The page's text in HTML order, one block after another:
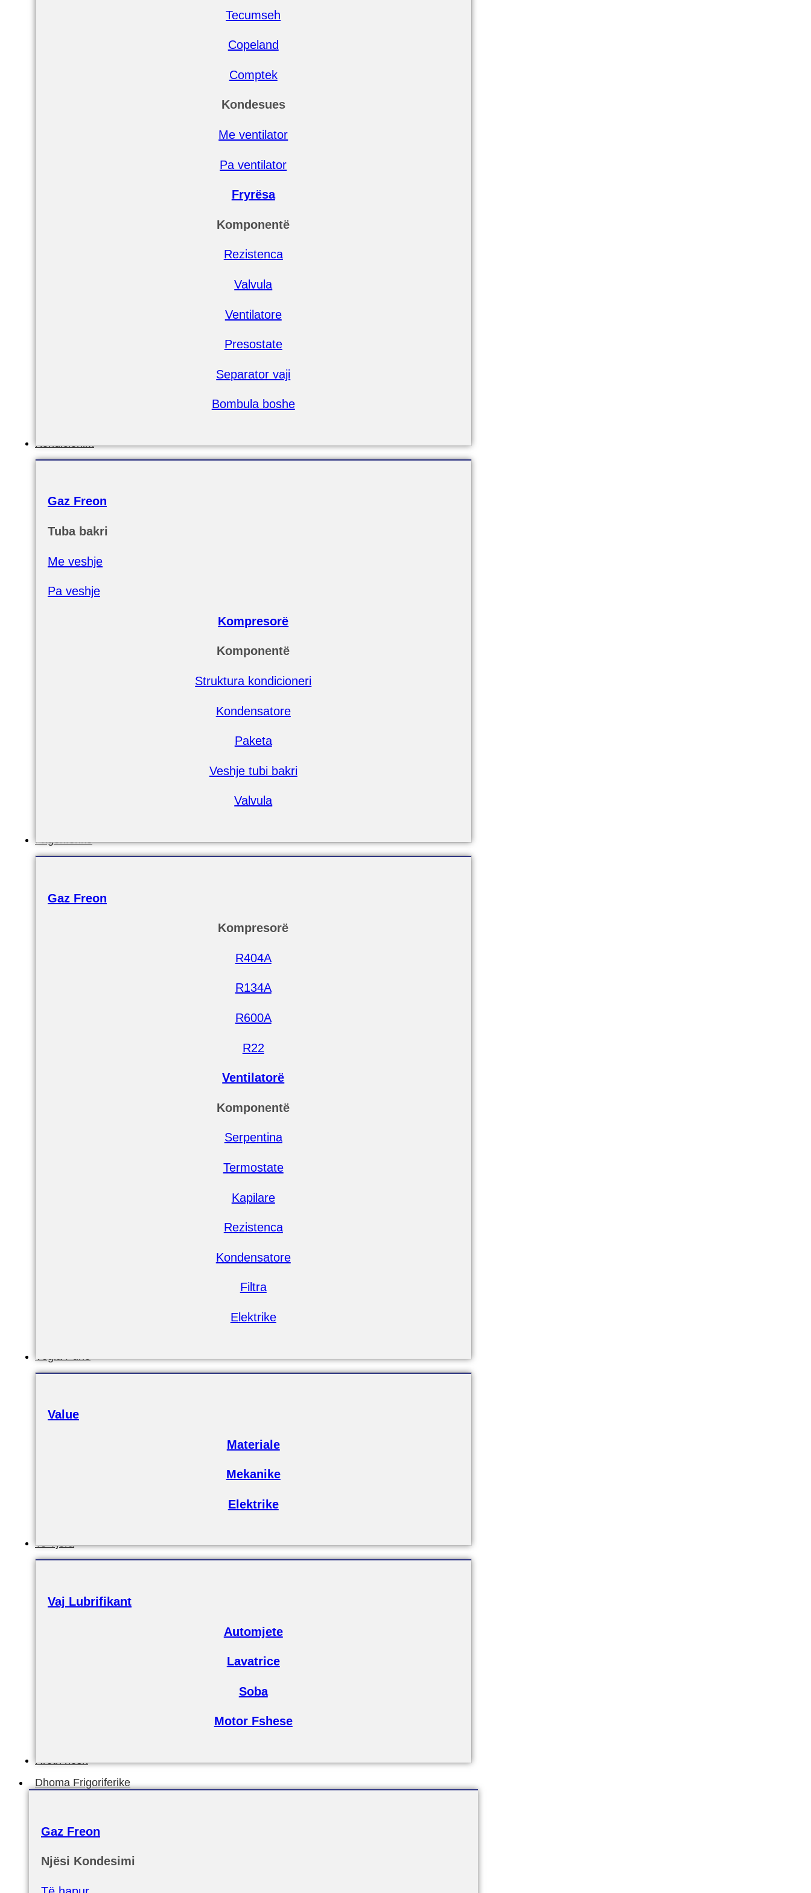
Tecumseh
Copeland
Comptek
Kondesues
Me ventilator
Pa ventilator
Fryrësa
Komponentë
Rezistenca
Valvula
Ventilatore
Presostate
Separator vaji
Bombula boshe
Kondicionim
Gaz Freon
Tuba bakri
Me veshje
Pa veshje
Kompresorë
Komponentë
Struktura kondicioneri
Kondensatore
Paketa
Veshje tubi bakri
Valvula
Frigoriferike
Gaz Freon
Kompresorë
R404A
R134A
R600A
R22
Ventilatorë
Komponentë
Serpentina
Termostate
Kapilare
Rezistenca
Kondensatore
Filtra
Elektrike
Vegla Pune
Value
Materiale
Mekanike
Elektrike
Te Tjera
Vaj Lubrifikant
Automjete
Lavatrice
Soba
Motor Fshese
Rreth nesh
Dhoma Frigoriferike
Gaz Freon
Njësi Kondesimi